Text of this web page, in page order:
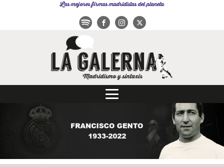
Las mejores firmas madridistas del planeta